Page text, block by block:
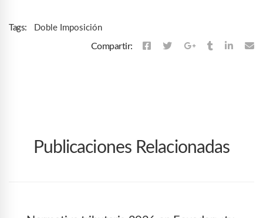
Tags: Doble Imposición
Compartir:
Publicaciones Relacionadas